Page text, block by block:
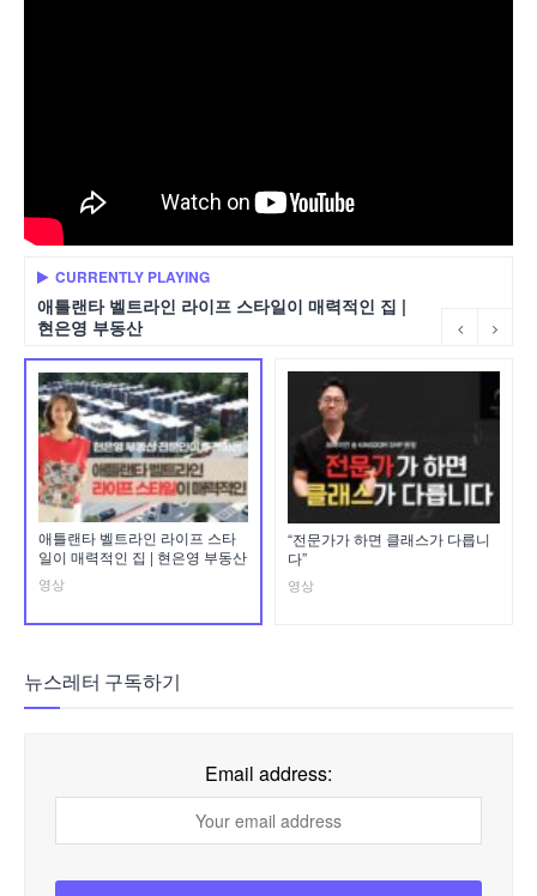
CURRENTLY PLAYING
애틀랜타 벨트라인 라이프 스타일이 매력적인 집 |
현은영 부동산
애틀랜타 벨트라인 라이프 스타
일이 매력적인 집 | 현은영 부동산
영상
“전문가가 하면 클래스가 다릅니
다”
영상
뉴스레터 구독하기
Email address: